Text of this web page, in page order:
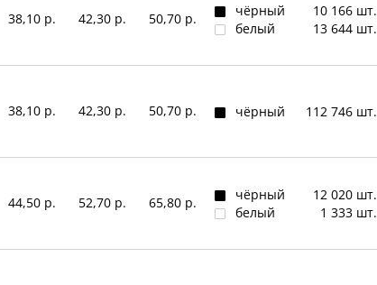
38,10 р. 42,30 р. 50,70 р. чёрный
10 166 шт.
белый
13 644 шт.
38,10 р. 42,30 р. 50,70 р. чёрный 112 746 шт.
44,50 р. 52,70 р. 65,80 р. чёрный
12 020 шт.
белый
1 333 шт.